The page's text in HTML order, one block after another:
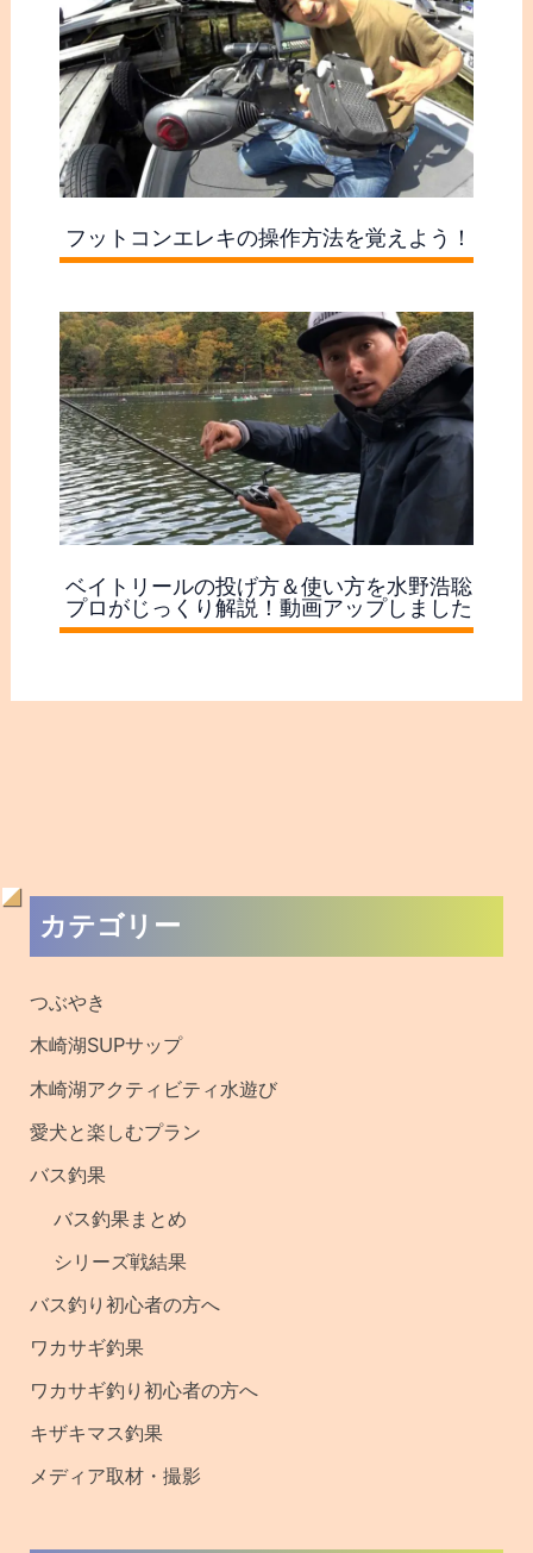
フットコンエレキの操作方法を覚えよう！
ベイトリールの投げ方＆使い方を水野浩聡
プロがじっくり解説！動画アップしました
カテゴリー
つぶやき
木崎湖SUPサップ
木崎湖アクティビティ水遊び
愛犬と楽しむプラン
バス釣果
バス釣果まとめ
シリーズ戦結果
バス釣り初心者の方へ
ワカサギ釣果
ワカサギ釣り初心者の方へ
キザキマス釣果
メディア取材・撮影
過
去
・
釣
果